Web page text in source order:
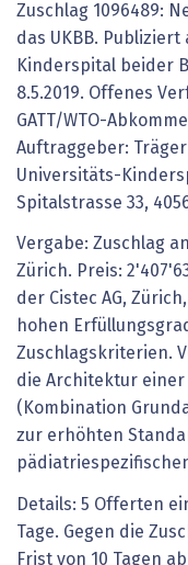
Zuschlag 1096489:
das UKBB. Publiziert
Kinderspital beider
8.5.2019. Offenes
GATT/WTO-
Auftraggeber:
Universitäts-
Spitalstrasse 33,
Vergabe: Zuschlag
Zürich. Preis:
der Cistec AG,
hohen
Zuschlagskriterien.
die Architektur
(Kombination
zur erhöhten
Details: 5 Offerten
Tage. Gegen die
Frist von 10 Tagen